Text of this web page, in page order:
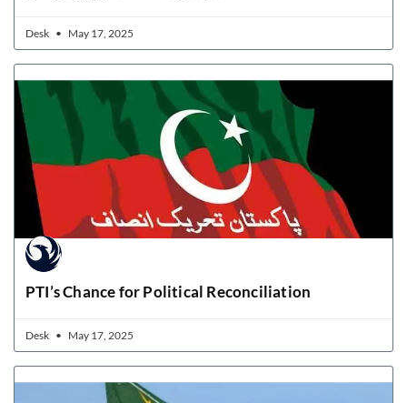
Desk May 17, 2025
PTI’s Chance for Political Reconciliation
Desk May 17, 2025